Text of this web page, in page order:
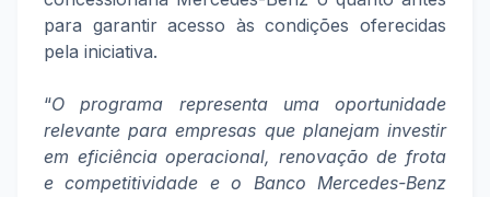
para garantir acesso às condições oferecidas
pela iniciativa.
“O programa representa uma oportunidade
relevante para empresas que planejam investir
em eficiência operacional, renovação de frota
e competitividade e o Banco Mercedes-Benz